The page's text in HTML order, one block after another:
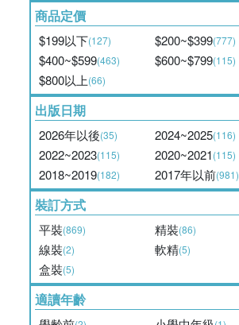
商品定價
$199以下(127) $200~$399(777)
$400~$599(463) $600~$799(115)
$800以上(66)
出版日期
2026年以後(35) 2024~2025(116)
2022~2023(115) 2020~2021(115)
2018~2019(182) 2017年以前(981)
裝訂方式
平裝(869) 精裝(86)
線裝(2) 軟精(5)
盒裝(5)
適讀年齡